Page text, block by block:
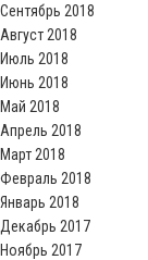
Сентябрь 2018
Август 2018
Июль 2018
Июнь 2018
Май 2018
Апрель 2018
Март 2018
Февраль 2018
Январь 2018
Декабрь 2017
Ноябрь 2017